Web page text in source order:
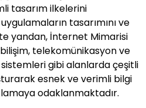
tasarım ilkelerini
tasarımını ve
yandan, İnternet Mimarisi
telekomünikasyon ve
sistemleri gibi alanlarda çeşitli
esnek ve verimli bilgi
odaklanmaktadır.